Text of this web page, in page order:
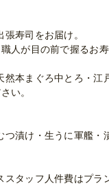
寿司をお届け。
人が目の前で握るお
然本まぐろ中とろ・江
い。
漬け・生うに軍艦
タッフ人件費はプ